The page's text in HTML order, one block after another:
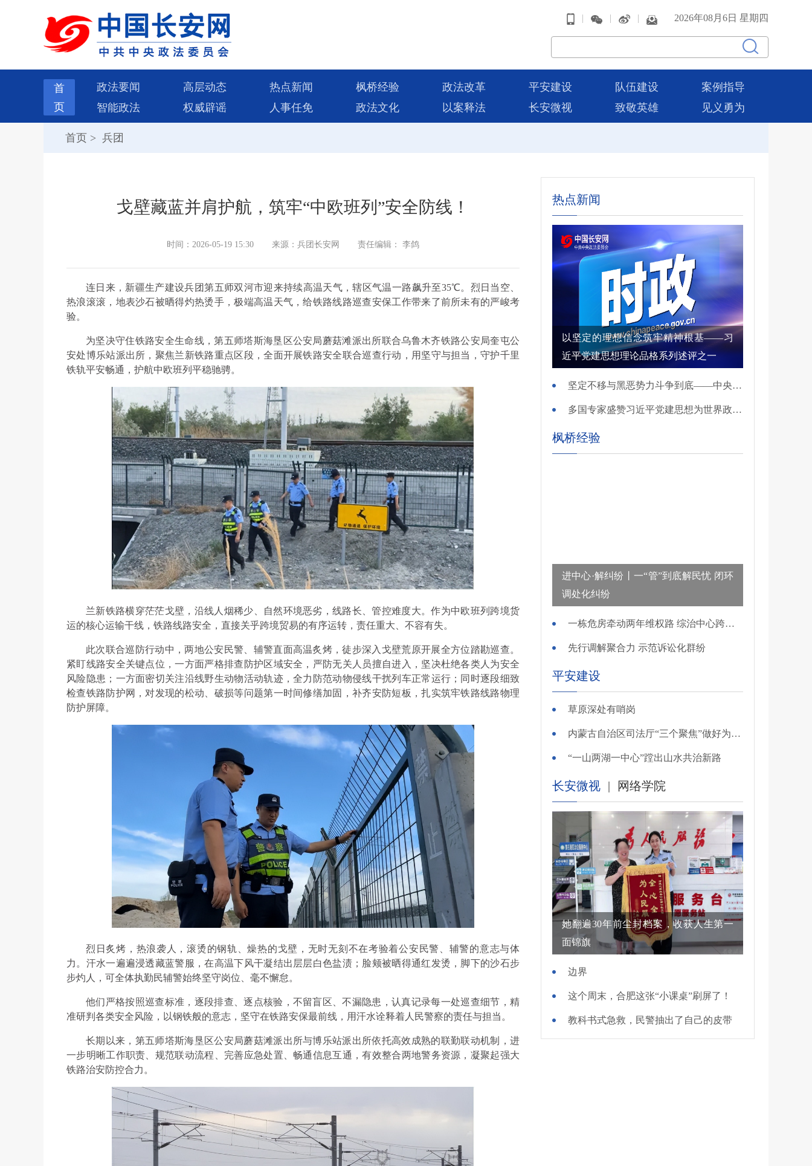
| | | 2026年08月6日 星期四
首
页
政法要闻 高层动态 热点新闻 枫桥经验 政法改革 平安建设 队伍建设
案例指导
智能政法
权威辟谣 人事任免 政法文化 以案释法 长安微视 致敬英雄 见义勇为
首页 > 兵团
戈壁藏蓝并肩护航，筑牢“中欧班列”安全防线！
时间：2026-05-19 15:30 来源：兵团长安网 责任编辑： 李鸽
连日来，新疆生产建设兵团第五师双河市迎来持续高温天气，辖区气温一路飙升至35℃。烈日当空、
热浪滚滚，地表沙石被晒得灼热烫手，极端高温天气，给铁路线路巡查安保工作带来了前所未有的严峻考
验。
为坚决守住铁路安全生命线，第五师塔斯海垦区公安局蘑菇滩派出所联合乌鲁木齐铁路公安局奎屯公
安处博乐站派出所，聚焦兰新铁路重点区段，全面开展铁路安全联合巡查行动，用坚守与担当，守护千里
铁轨平安畅通，护航中欧班列平稳驰骋。
兰新铁路横穿茫茫戈壁，沿线人烟稀少、自然环境恶劣，线路长、管控难度大。作为中欧班列跨境货
运的核心运输干线，铁路线路安全，直接关乎跨境贸易的有序运转，责任重大、不容有失。
此次联合巡防行动中，两地公安民警、辅警直面高温炙烤，徒步深入戈壁荒原开展全方位踏勘巡查。
紧盯线路安全关键点位，一方面严格排查防护区域安全，严防无关人员擅自进入，坚决杜绝各类人为安全
风险隐患；一方面密切关注沿线野生动物活动轨迹，全力防范动物侵线干扰列车正常运行；同时逐段细致
检查铁路防护网，对发现的松动、破损等问题第一时间修缮加固，补齐安防短板，扎实筑牢铁路线路物理
防护屏障。
烈日炙烤，热浪袭人，滚烫的钢轨、燥热的戈壁，无时无刻不在考验着公安民警、辅警的意志与体
力。汗水一遍遍浸透藏蓝警服，在高温下风干凝结出层层白色盐渍；脸颊被晒得通红发烫，脚下的沙石步
步灼人，可全体执勤民辅警始终坚守岗位、毫不懈怠。
他们严格按照巡查标准，逐段排查、逐点核验，不留盲区、不漏隐患，认真记录每一处巡查细节，精
准研判各类安全风险，以钢铁般的意志，坚守在铁路安保最前线，用汗水诠释着人民警察的责任与担当。
长期以来，第五师塔斯海垦区公安局蘑菇滩派出所与博乐站派出所依托高效成熟的联勤联动机制，进
一步明晰工作职责、规范联动流程、完善应急处置、畅通信息互通，有效整合两地警务资源，凝聚起强大
铁路治安防控合力。
热点新闻
以坚定的理想信念筑牢精神根基——习
近平党建思想理论品格系列述评之一
坚定不移与黑恶势力斗争到底——中央政法委负责同志就开展深化扫黑除恶专项斗争有关问题答记者问
多国专家盛赞习近平党建思想为世界政党建设提供重要启迪
枫桥经验
进中心·解纠纷丨一“管”到底解民忧 闭环
调处化纠纷
一栋危房牵动两年维权路 综治中心跨省寻鉴解民忧
先行调解聚合力 示范诉讼化群纷
平安建设
草原深处有哨岗
内蒙古自治区司法厅“三个聚焦”做好为民造福实事
“一山两湖一中心”蹚出山水共治新路
长安微视 | 网络学院
她翻遍30年前尘封档案，收获人生第一
面锦旗
边界
这个周末，合肥这张“小课桌”刷屏了！
教科书式急救，民警抽出了自己的皮带